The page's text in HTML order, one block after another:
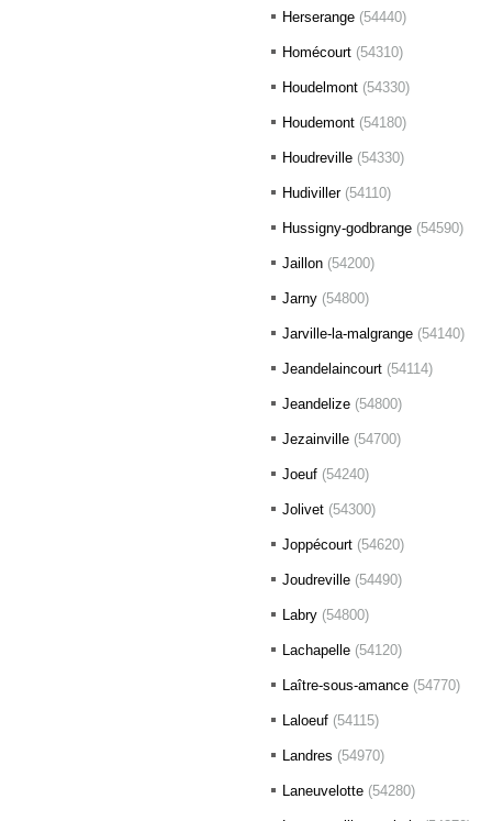
Herserange (54440)
Homécourt (54310)
Houdelmont (54330)
Houdemont (54180)
Houdreville (54330)
Hudiviller (54110)
Hussigny-godbrange (54590)
Jaillon (54200)
Jarny (54800)
Jarville-la-malgrange (54140)
Jeandelaincourt (54114)
Jeandelize (54800)
Jezainville (54700)
Joeuf (54240)
Jolivet (54300)
Joppécourt (54620)
Joudreville (54490)
Labry (54800)
Lachapelle (54120)
Laître-sous-amance (54770)
Laloeuf (54115)
Landres (54970)
Laneuvelotte (54280)